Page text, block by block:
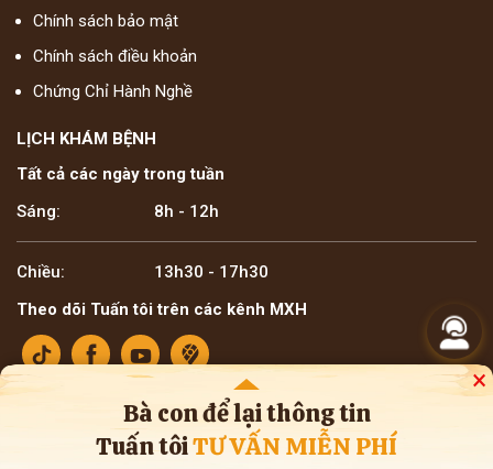
Bà con để lại thông tin
Tuấn tôiTƯ VẤN MIỄN PHÍ
×
Chính sách bảo mật
Chính sách điều khoản
Chứng Chỉ Hành Nghề
LỊCH KHÁM BỆNH
Tất cả các ngày trong tuần
Sáng:
8h - 12h
Chiều:
13h30 - 17h30
Theo dõi Tuấn tôi trên các kênh MXH
Bản quyền ©2025 Lương y Đỗ Minh Tuấn